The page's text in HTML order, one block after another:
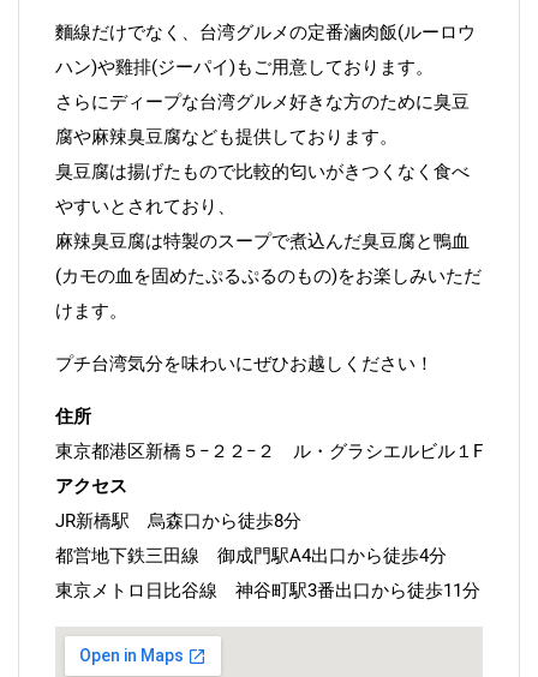
麵線だけでなく、台湾グルメの定番滷肉飯(ルーロウ
ハン)や雞排(ジーパイ)もご用意しております。
さらにディープな台湾グルメ好きな方のために臭豆
腐や麻辣臭豆腐なども提供しております。
臭豆腐は揚げたもので比較的匂いがきつくなく食べ
やすいとされており、
麻辣臭豆腐は特製のスープで煮込んだ臭豆腐と鴨血
(カモの血を固めたぷるぷるのもの)をお楽しみいただ
けます。
プチ台湾気分を味わいにぜひお越しください！
住所
東京都港区新橋５−２２−２ ル・グラシエルビル１F
アクセス
JR新橋駅 烏森口から徒歩8分
都営地下鉄三田線 御成門駅A4出口から徒歩4分
東京メトロ日比谷線 神谷町駅3番出口から徒歩11分